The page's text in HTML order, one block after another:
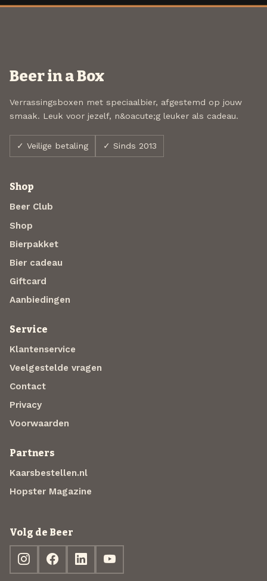
Beer in a Box
Verrassingsboxen met speciaalbier, afgestemd op jouw
smaak. Leuk voor jezelf, n&oacute;g leuker als cadeau.
✓ Veilige betaling ✓ Sinds 2013
Shop
Beer Club
Shop
Bierpakket
Bier cadeau
Giftcard
Aanbiedingen
Service
Klantenservice
Veelgestelde vragen
Contact
Privacy
Voorwaarden
Partners
Kaarsbestellen.nl
Hopster Magazine
Volg de Beer